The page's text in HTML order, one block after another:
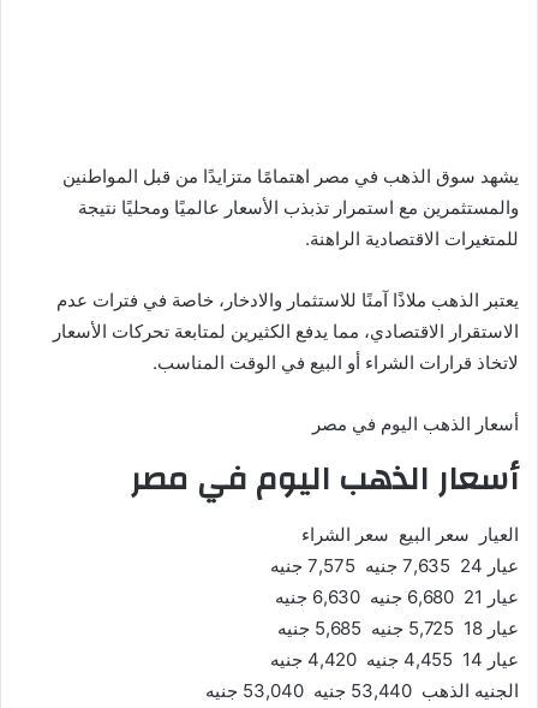
يشهد سوق الذهب في مصر اهتمامًا متزايدًا من قبل المواطنين
والمستثمرين مع استمرار تذبذب الأسعار عالميًا ومحليًا نتيجة
للمتغيرات الاقتصادية الراهنة.
يعتبر الذهب ملاذًا آمنًا للاستثمار والادخار، خاصة في فترات عدم
الاستقرار الاقتصادي، مما يدفع الكثيرين لمتابعة تحركات الأسعار
لاتخاذ قرارات الشراء أو البيع في الوقت المناسب.
أسعار الذهب اليوم في مصر
أسعار الذهب اليوم في مصر
العيار سعر البيع سعر الشراء
عيار 24 7,635 جنيه 7,575 جنيه
عيار 21 6,680 جنيه 6,630 جنيه
عيار 18 5,725 جنيه 5,685 جنيه
عيار 14 4,455 جنيه 4,420 جنيه
الجنيه الذهب 53,440 جنيه 53,040 جنيه